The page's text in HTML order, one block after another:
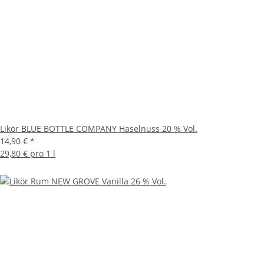
Likör BLUE BOTTLE COMPANY Haselnuss 20 % Vol.
14,90 € *
29,80 € pro 1 l